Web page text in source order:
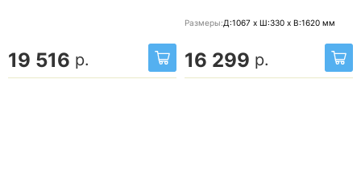
19 516 р.
Размеры:Д:1067 x Ш:330 x В:1620 мм
16 299 р.